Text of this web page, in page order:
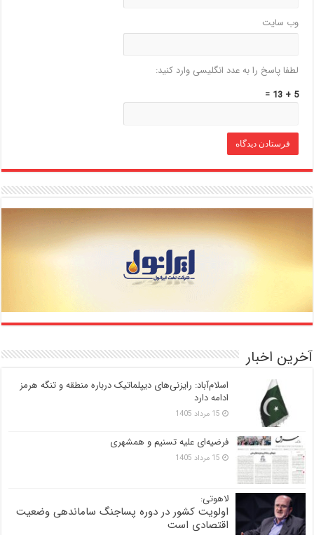
وب‌ سایت
لطفا پاسخ را به عدد انگلیسی وارد کنید:
5 + 13 =
آخرین اخبار
اسلام‌آباد: رایزنی‌های دیپلماتیک درباره منطقه و تنگه هرمز
ادامه دارد
15 مرداد 1405
فرضیه‌ای علیه تسنیم و همشهری
15 مرداد 1405
لاهوتی:
اولویت کشور در دوره پساجنگ ساماندهی وضعیت
اقتصادی است